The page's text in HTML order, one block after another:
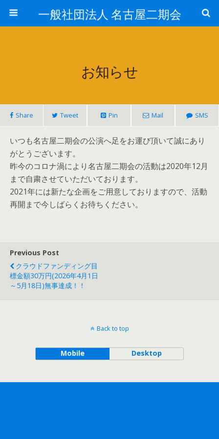
一般社団法人 名古屋二期会
お知らせ
Share Tweet Pin Mail SMS
いつも名古屋二期会の公演へ足をお運び頂いて誠にあり
がとうございます。
昨今のコロナ渦により名古屋二期会の活動は2020年12月
まで自粛させていただいております。
2021年には新たな企画をご用意しておりますので、活動
再開まで今しばらくお待ちください。
Previous Post
クラウドファンディング目
標金額30万円(2026年4月1日
～5月18日)無事達成！！
Back to top
Mobile Desktop